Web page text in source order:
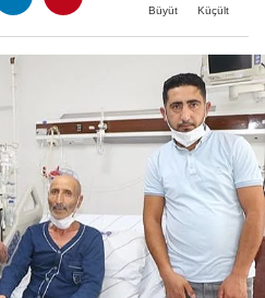
Büyüt Küçült